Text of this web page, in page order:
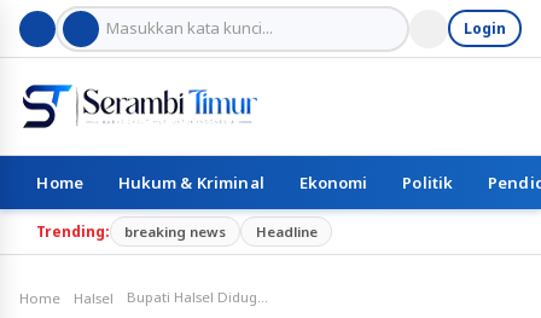
Login
Home Hukum & Kriminal Ekonomi Politik
Trending: breaking news Headline
Home Halsel Bupati Halsel Diduga Diam-Diam Ingin Depak Sekda Safiun Radjulan